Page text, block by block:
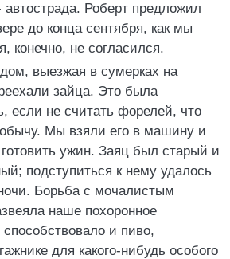
автострада. Роберт предложил
до конца сентября, как мы
конечно, не согласился.
выезжая в сумерках на
зайца. Это была
если не считать форелей, что
Мы взяли его в машину и
ужин. Заяц был старый и
подступиться к нему удалось
Борьба с мочалистым
наше похоронное
и пиво,
для какого-нибудь особого